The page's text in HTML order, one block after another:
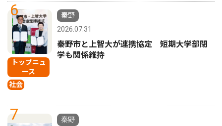
6
トップニュ
ース
社会
秦野
2026.07.31
秦野市と上智大が連携協定 短期大学部閉
学も関係維持
7
秦野